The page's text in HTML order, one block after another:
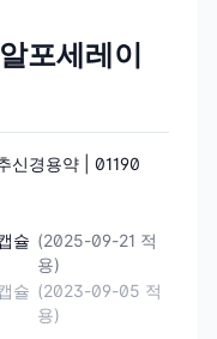
포세레이
신경용약 | 01190
슐 (2025-09-21 적
용)
슐 (2023-09-05 적
용)